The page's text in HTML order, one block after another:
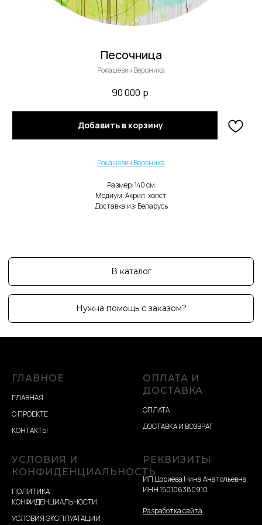
Песочница
Рокашевич Вероника
90 000 р.
Добавить в корзину
Рокашевич Вероника
Размер: 140 cм
Медиум: Акрил, холст
Доставка из: Беларусь
ГЛАВНОЕ
ГЛАВНАЯ
О ПРОЕКТЕ
КОНТАКТЫ
ОПЛАТА И
ДОСТАВКА
ОПЛАТА
ДОСТАВКА И ВОЗВРАТ
УСЛОВИЯ И
КОНФИДЕНЦИАЛЬНОСТЬ
ПОЛИТИКА
КОНФИДЕНЦИАЛЬНОСТИ
УСЛОВИЯ ЭКСПЛУАТАЦИИ
РЕКВИЗИТЫ
ИП Цориева Нина Анатольевна
ИНН 150106380910
Разработка сайта